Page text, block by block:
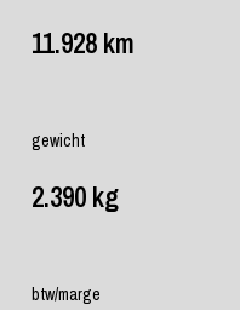
11.928 km
gewicht
2.390 kg
btw/marge